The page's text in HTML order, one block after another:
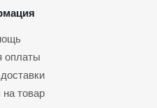
оплаты
на товар